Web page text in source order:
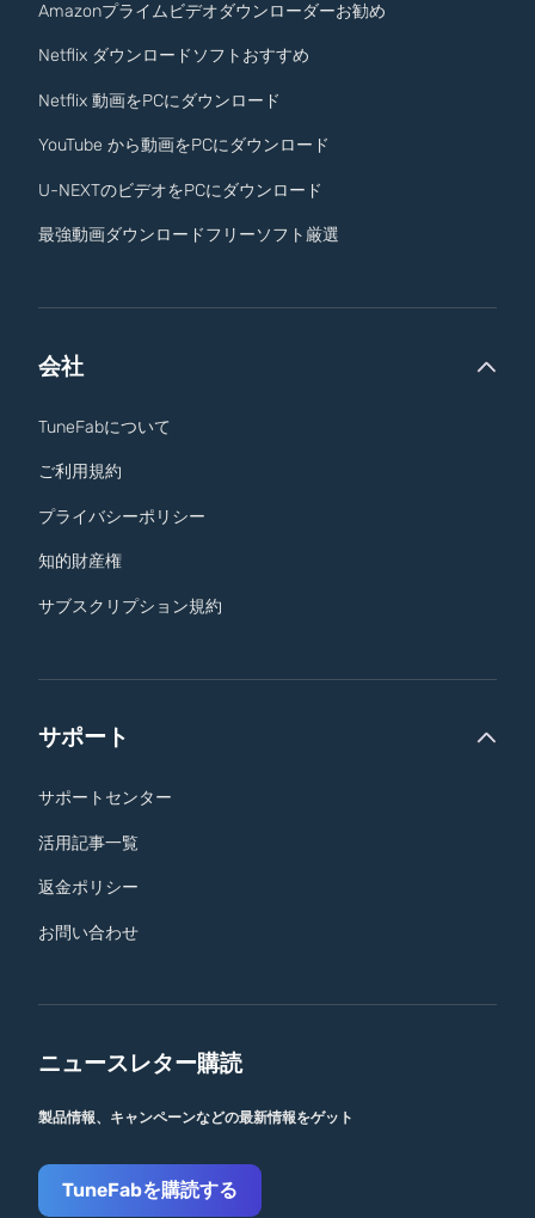
Amazonプライムビデオダウンローダーお勧め
Netflix ダウンロードソフトおすすめ
Netflix 動画をPCにダウンロード
YouTube から動画をPCにダウンロード
U-NEXTのビデオをPCにダウンロード
最強動画ダウンロードフリーソフト厳選
会社
TuneFabについて
ご利用規約
プライバシーポリシー
知的財産権
サブスクリプション規約
サポート
サポートセンター
活用記事一覧
返金ポリシー
お問い合わせ
ニュースレター購読
製品情報、キャンペーンなどの最新情報をゲット
TuneFabを購読する